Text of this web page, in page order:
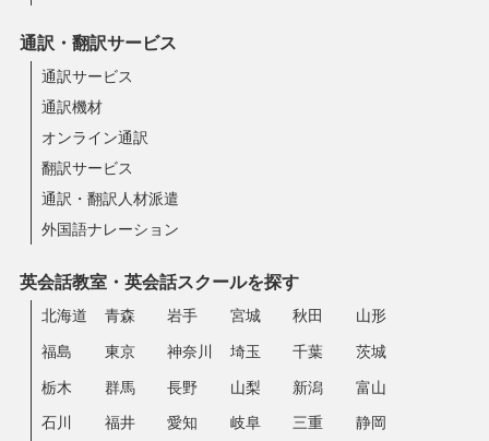
通訳・翻訳サービス
通訳サービス
通訳機材
オンライン通訳
翻訳サービス
通訳・翻訳人材派遣
外国語ナレーション
英会話教室・英会話スクールを探す
北海道 青森 岩手 宮城 秋田 山形
福島 東京 神奈川 埼玉 千葉 茨城
栃木 群馬 長野 山梨 新潟 富山
石川 福井 愛知 岐阜 三重 静岡